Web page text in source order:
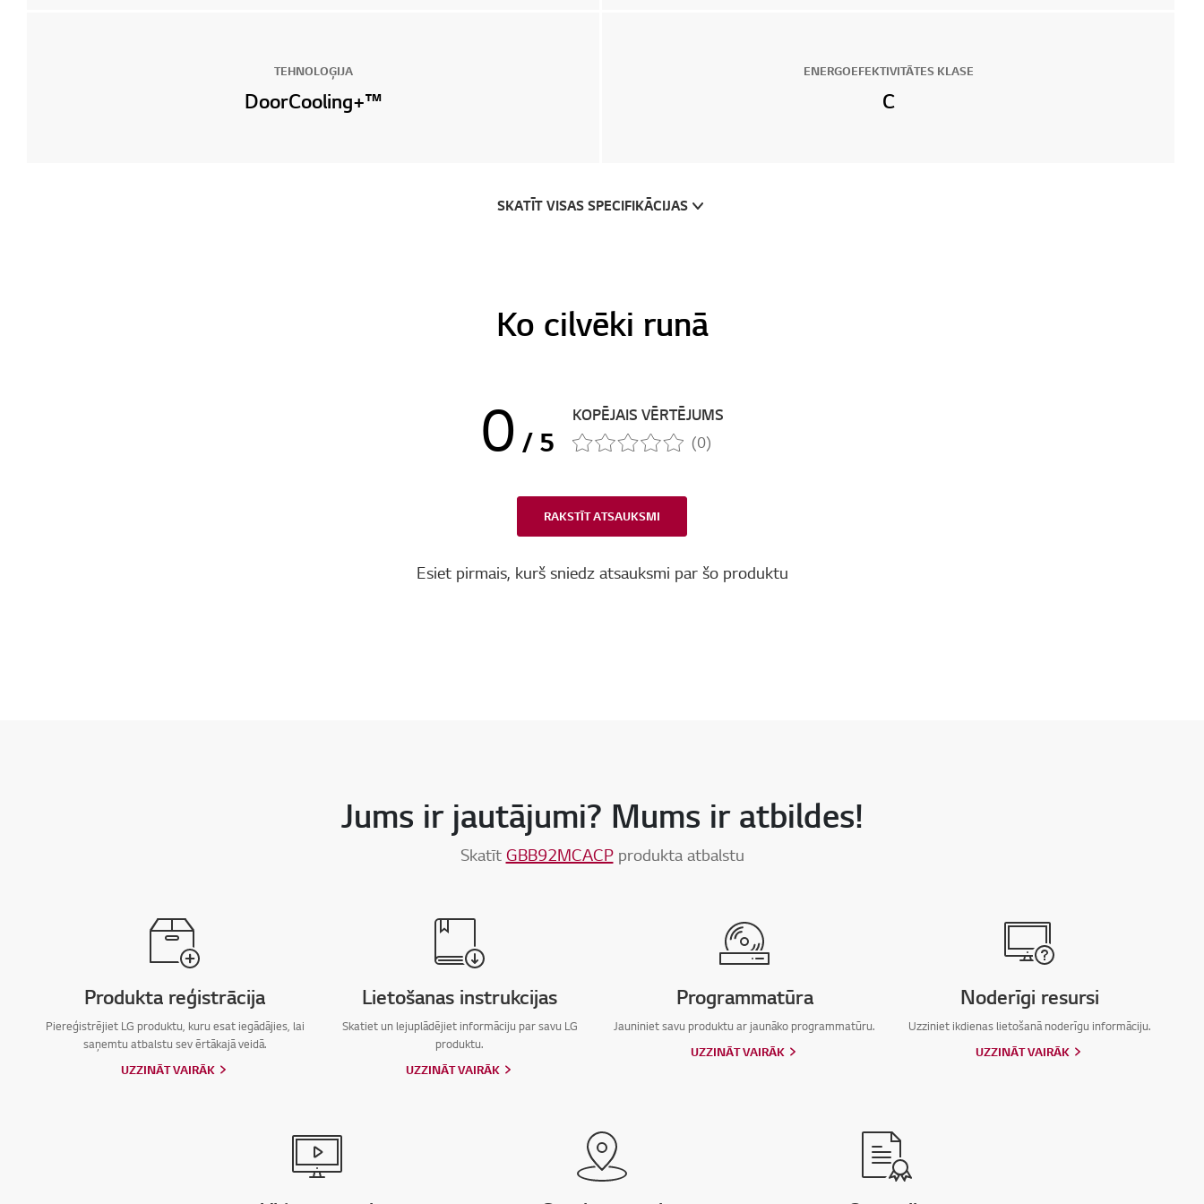
TEHNOLOĢIJA
DoorCooling+™
ENERGOEFEKTIVITĀTES KLASE
C
SKATĪT VISAS SPECIFIKĀCIJAS
Ko cilvēki runā
0 / 5
KOPĒJAIS VĒRTĒJUMS
(0)
RAKSTĪT ATSAUKSMI
Esiet pirmais, kurš sniedz atsauksmi par šo produktu
Jums ir jautājumi? Mums ir atbildes!
Skatīt GBB92MCACPprodukta atbalstu
Produkta reģistrācija
Piereģistrējiet LG produktu, kuru esat iegādājies, lai
saņemtu atbalstu sev ērtākajā veidā.
UZZINĀT VAIRĀK
Lietošanas instrukcijas
Skatiet un lejuplādējiet informāciju par savu LG
produktu.
UZZINĀT VAIRĀK
Programmatūra
Jauniniet savu produktu ar jaunāko programmatūru.
UZZINĀT VAIRĀK
Noderīgi resursi
Uzziniet ikdienas lietošanā noderīgu informāciju.
UZZINĀT VAIRĀK